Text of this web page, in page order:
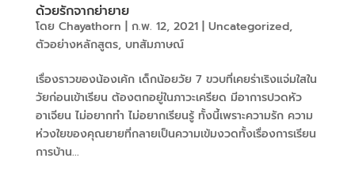
ด้วยรักจากย่ายาย
โดย Chayathorn | ก.พ. 12, 2021| Uncategorized,
ตัวอย่างหลักสูตร, บทสัมภาษณ์
เรื่องราวของน้องเค้ก เด็กน้อยวัย 7 ขวบที่เคยร่าเริงแจ่มใสใน
วัยก่อนเข้าเรียน ต้องตกอยู่ในภาวะเครียด มีอาการปวดหัว
อาเจียน ไม่อยากทำ ไม่อยากเรียนรู้ ทั้งนี้เพราะความรัก ความ
ห่วงใยของคุณยายที่กลายเป็นความเข้มงวดทั้งเรื่องการเรียน
การบ้าน...